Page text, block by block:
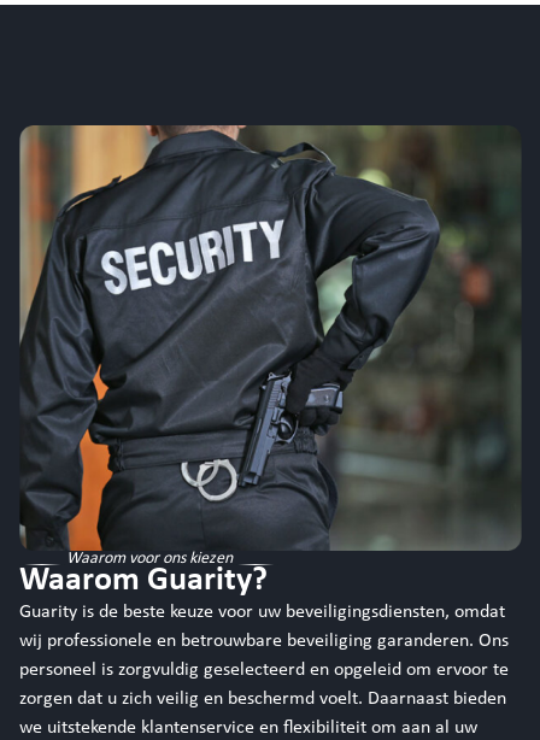
Waarom voor ons kiezen
Waarom Guarity?
Guarity is de beste keuze voor uw beveiligingsdiensten, omdat
wij professionele en betrouwbare beveiliging garanderen. Ons
personeel is zorgvuldig geselecteerd en opgeleid om ervoor te
zorgen dat u zich veilig en beschermd voelt. Daarnaast bieden
we uitstekende klantenservice en flexibiliteit om aan al uw